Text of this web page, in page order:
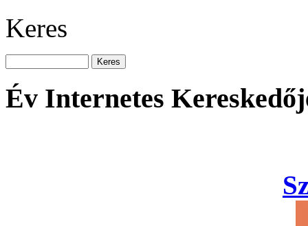
Keres
Év Internetes